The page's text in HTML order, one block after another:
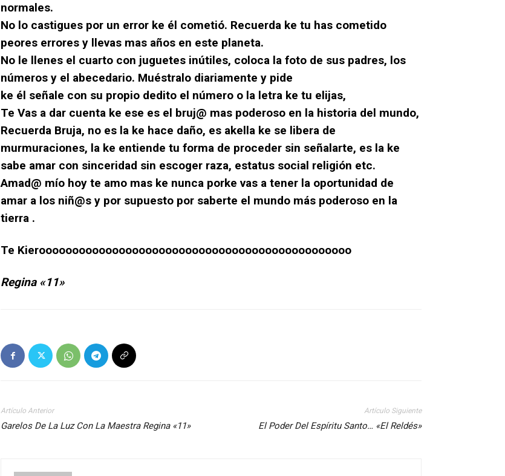
normales.
No lo castigues por un error ke él cometió. Recuerda ke tu has cometido
peores errores y llevas mas años en este planeta.
No le llenes el cuarto con juguetes inútiles, coloca la foto de sus padres, los
números y el abecedario. Muéstralo diariamente y pide
ke él señale con su propio dedito el número o la letra ke tu elijas,
Te Vas a dar cuenta ke ese es el bruj@ mas poderoso en la historia del mundo,
Recuerda Bruja, no es la ke hace daño, es akella ke se libera de
murmuraciones, la ke entiende tu forma de proceder sin señalarte, es la ke
sabe amar con sinceridad sin escoger raza, estatus social religión etc.
Amad@ mío hoy te amo mas ke nunca porke vas a tener la oportunidad de
amar a los niñ@s y por supuesto por saberte el mundo más poderoso en la
tierra .
Te Kierooooooooooooooooooooooooooooooooooooooooooooooo
Regina «11»
Artículo Anterior
Garelos De La Luz Con La Maestra Regina «11»
Artículo Siguiente
El Poder Del Espíritu Santo… «El Reldés»